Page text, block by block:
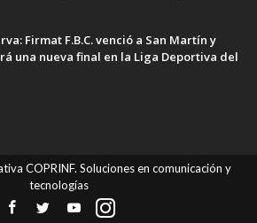
Firmat F.B.C. venció a San Martín y
una nueva final en la Liga Deportiva del
COPRINF. Soluciones en comunicación y
tecnologías